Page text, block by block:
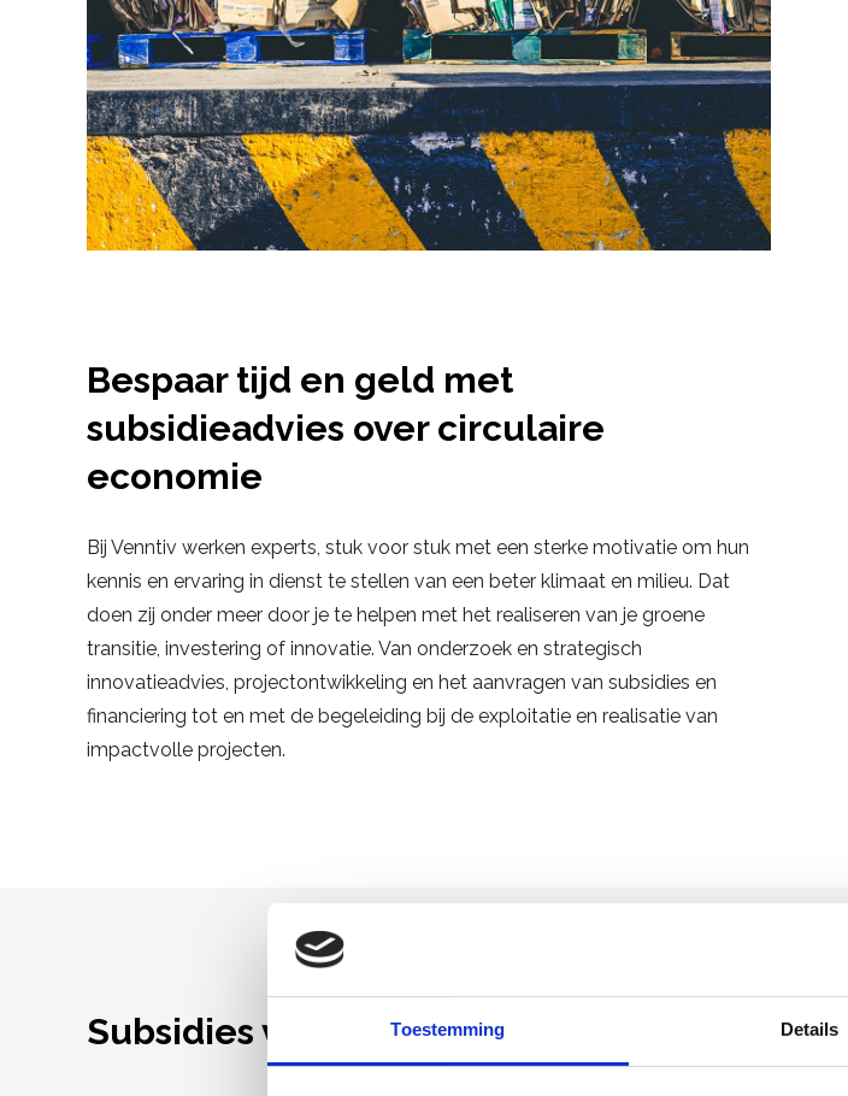
Toestemming Details
Bespaar tijd en geld met
subsidieadvies over circulaire
economie
Bij Venntiv werken experts, stuk voor stuk met een sterke motivatie om hun
kennis en ervaring in dienst te stellen van een beter klimaat en milieu. Dat
doen zij onder meer door je te helpen met het realiseren van je groene
transitie, investering of innovatie. Van onderzoek en strategisch
innovatieadvies, projectontwikkeling en het aanvragen van subsidies en
financiering tot en met de begeleiding bij de exploitatie en realisatie van
impactvolle projecten.
Subsidies voor circulaire economie